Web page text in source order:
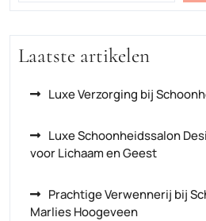
Laatste artikelen
Luxe Verzorging bij
Luxe Schoonheidssalon
voor Lichaam en Geest
Prachtige Verwennerij bij
Marlies Hoogeveen